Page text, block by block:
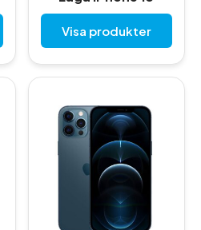
Visa produkter